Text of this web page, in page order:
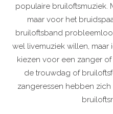
populaire bruiloftsmuziek.
maar voor het
bruiloftsband
wel livemuziek willen, maar
kiezen voor een zanger
de trouwdag of
zangeressen hebben